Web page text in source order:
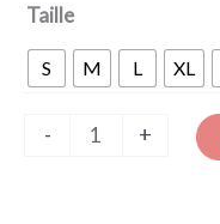
Taille
S M L XL
- +